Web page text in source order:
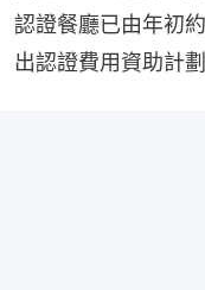
認證餐廳已由年初
出認證費用資助計劃